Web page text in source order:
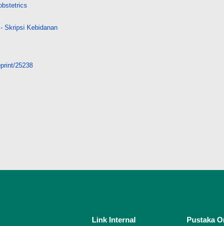
Skripsi Kebidanan
25238
Link Internal Pustaka